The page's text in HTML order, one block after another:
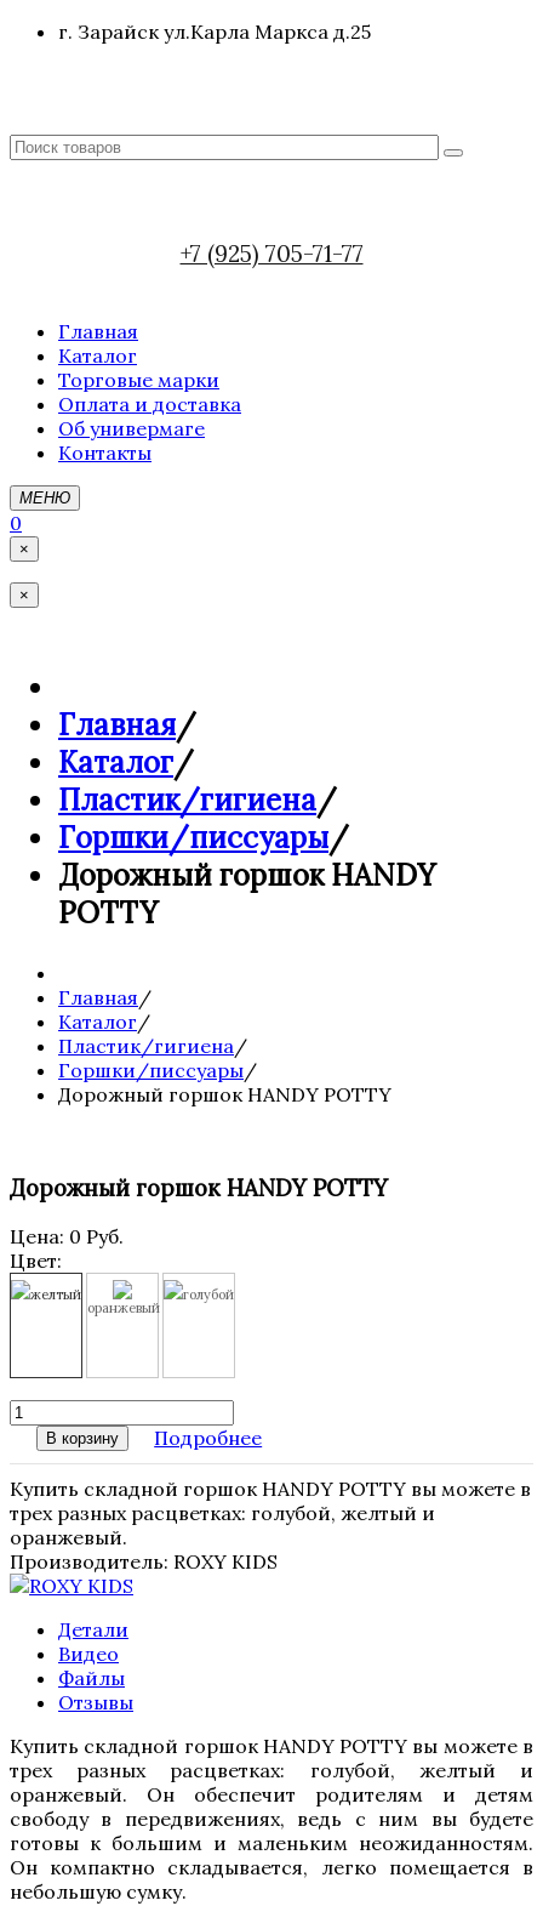
г. Зарайск ул.Карла Маркса д.25
+7 (925) 705-71-77
Главная
Каталог
Торговые марки
Оплата и доставка
Об универмаге
Контакты
МЕНЮ
0
×
×
Главная/
Каталог/
Пластик/гигиена/
Горшки/писсуары/
Дорожный горшок HANDY
POTTY
Главная /
Каталог /
Пластик/гигиена /
Горшки/писсуары/
Дорожный горшок HANDY POTTY
Дорожный горшок HANDY POTTY
Цена: 0 Руб.
Цвет:
желтый
оранжевый
голубой
В корзину Подробнее
Купить складной горшок HANDY POTTY вы можете в
трех разных расцветках: голубой, желтый и
оранжевый.
Производитель: ROXY KIDS
Детали
Видео
Файлы
Отзывы
Купить складной горшок HANDY POTTY вы можете в
трех разных расцветках: голубой, желтый и
оранжевый. Он обеспечит родителям и детям
свободу в передвижениях, ведь с ним вы будете
готовы к большим и маленьким неожиданностям.
Он компактно складывается, легко помещается в
небольшую сумку.